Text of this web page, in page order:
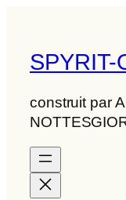
SPYRIT-
construit par